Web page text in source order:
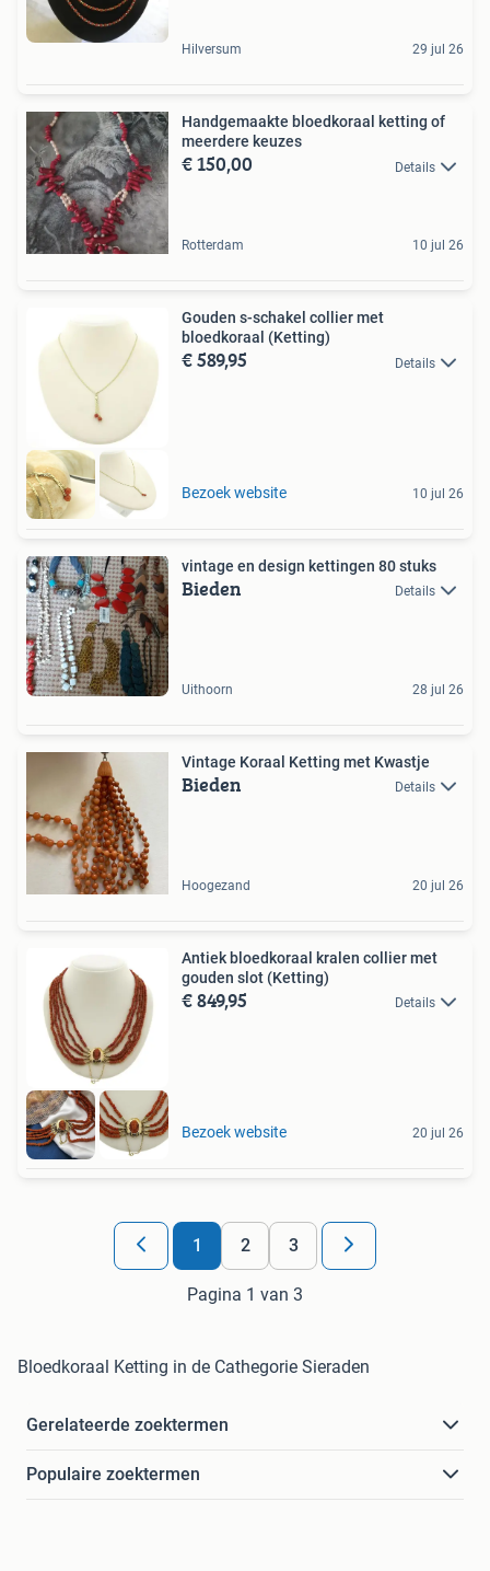
Hilversum 29 jul 26
Handgemaakte bloedkoraal ketting of
meerdere keuzes
€ 150,00 Details
Rotterdam 10 jul 26
Gouden s-schakel collier met
bloedkoraal (Ketting)
€ 589,95 Details
Bezoek website 10 jul 26
vintage en design kettingen 80 stuks
Bieden Details
Uithoorn 28 jul 26
Vintage Koraal Ketting met Kwastje
Bieden Details
Hoogezand 20 jul 26
Antiek bloedkoraal kralen collier met
gouden slot (Ketting)
€ 849,95 Details
Bezoek website 20 jul 26
1 2 3
Pagina 1 van 3
Bloedkoraal Ketting in de Cathegorie Sieraden
Gerelateerde zoektermen
Populaire zoektermen